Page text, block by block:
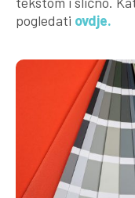
pogledati ovdje.